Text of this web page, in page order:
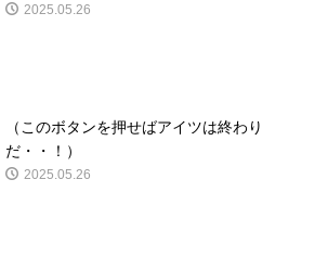
2025.05.26
（このボタンを押せばアイツは終わり
だ・・！）
2025.05.26